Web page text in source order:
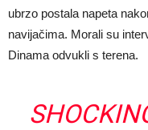
ubrzo postala napeta
navijačima. Morali su
Dinama odvukli s terena.